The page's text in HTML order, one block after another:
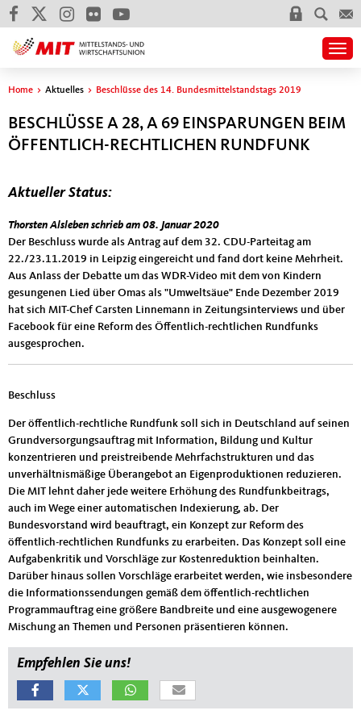
Sie sind hier
Home > Aktuelles > Beschlüsse des 14. Bundesmittelstandstags 2019
BESCHLÜSSE A 28, A 69 EINSPARUNGEN BEIM
ÖFFENTLICH-RECHTLICHEN RUNDFUNK
Aktueller Status:
Der Beschluss wurde als
Thorsten Alsleben schrieb am 08. Januar 2020
Der Beschluss wurde als Antrag auf dem 32. CDU-Parteitag am
22./23.11.2019 in Leipzig eingereicht und fand dort keine Mehrheit.
Aus Anlass der Debatte um das WDR-Video mit dem von Kindern
gesungenen Lied über Omas als "Umweltsäue" Ende Dezember 2019
hat sich MIT-Chef Carsten Linnemann in Zeitungsinterviews und über
Facebook für eine Reform des Öffentlich-rechtlichen Rundfunks
ausgesprochen.
Beschluss
Der öffentlich-rechtliche Rundfunk soll sich in Deutschland auf seinen
Grundversorgungsauftrag mit Information, Bildung und Kultur
konzentrieren und preistreibende Mehrfachstrukturen und das
unverhältnismäßige Überangebot an Eigenproduktionen reduzieren.
Die MIT lehnt daher jede weitere Erhöhung des Rundfunkbeitrags,
auch im Wege einer automatischen Indexierung, ab. Der
Bundesvorstand wird beauftragt, ein Konzept zur Reform des
öffentlich-rechtlichen Rundfunks zu erarbeiten. Das Konzept soll eine
Aufgabenkritik und Vorschläge zur Kostenreduktion beinhalten.
Darüber hinaus sollen Vorschläge erarbeitet werden, wie insbesondere
die Informationssendungen gemäß dem öffentlich-rechtlichen
Programmauftrag eine größere Bandbreite und eine ausgewogenere
Mischung an Themen und Personen präsentieren können.
Empfehlen Sie uns!